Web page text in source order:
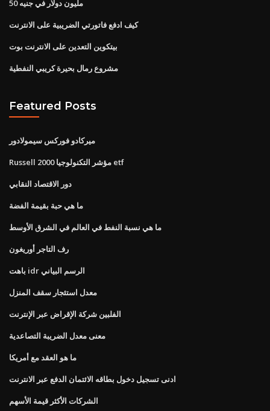
50 مليون دولار في جنيه
كيف ادفع فاتورتي الضريبية على الانترنت
بيتكوين التعدين على الانترنت بوت
مشروع رمال بحيرة كريبي النفطية
Featured Posts
ميركادو فوركس سيمولادور
Russell 2000 مؤشر التكنولوجيا etf
دور الاقتصاد النقابي
ما هي حبة بقيمة الفضة
ما هي نسبة النفط في العالم في الشرق الأوسط
رف التاجر أوريغون
باهت idr الرسم البياني
معدل استئجار سقف المنزل
الفلبين شركة الإقراض عبر الإنترنت
معنى معدل الضريبة التصاعدية
ما هو العقد مع أمريكا
ادنى تسجيل دخول بطاقه الائتمان الدفع عبر الانترنت
الشركات الأكثر قيمة الأسهم